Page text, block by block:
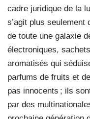
cadre juridique de la
s’agit plus
de toute une galaxie
électroniques,
aromatisés qui
parfums de fruits et
pas innocents ; ils
par des